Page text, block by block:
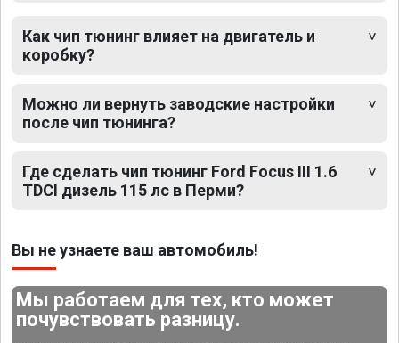
Как чип тюнинг влияет на двигатель и
коробку?
Можно ли вернуть заводские настройки
после чип тюнинга?
Где сделать чип тюнинг Ford Focus III 1.6
TDCI дизель 115 лс в Перми?
Вы не узнаете ваш автомобиль!
Мы работаем для тех, кто может
почувствовать разницу.